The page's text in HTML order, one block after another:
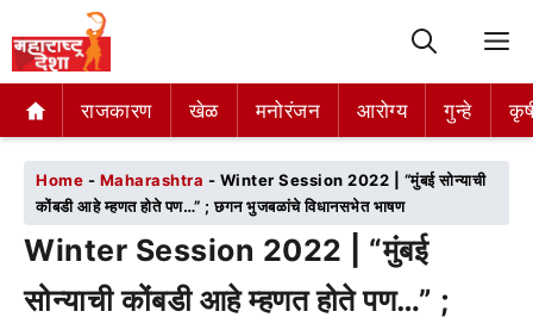
राजकारण खेळ मनोरंजन आरोग्य गुन्हे
राजकारण खेळ मनोरंजन आरोग्य गुन्हे
Home - Maharashtra - Winter Session 2022 | “मुंबई सोन्याची
कोंबडी आहे म्हणत होते पण…” ; छगन भुजबळांचे विधानसभेत भाषण
Winter Session 2022 | “मुंबई
सोन्याची कोंबडी आहे म्हणत होते पण…” ;